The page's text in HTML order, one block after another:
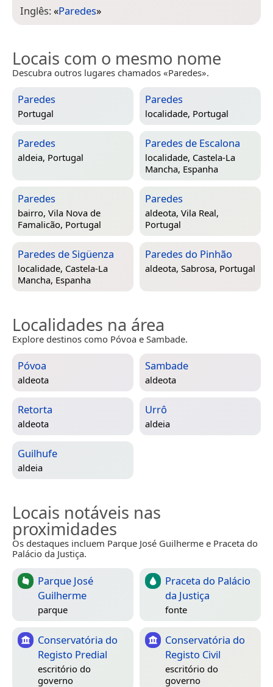
Inglês:«Paredes»
Locais com o mesmo nome
Descubra outros lugares chamados «Paredes».
Paredes
Portugal
Paredes
localidade, Portugal
Paredes
aldeia, Portugal
Paredes de Escalona
localidade, Castela-La
Mancha, Espanha
Paredes
bairro, Vila Nova de
Famalicão, Portugal
Paredes
aldeota, Vila Real,
Portugal
Paredes de Sigüenza
localidade, Castela-La
Mancha, Espanha
Paredes do Pinhão
aldeota, Sabrosa, Portugal
Localidades na área
Explore destinos como Póvoa e Sambade.
Póvoa
aldeota
Sambade
aldeota
Retorta
aldeota
Urrô
aldeia
Guilhufe
aldeia
Locais notáveis nas
proximidades
Os destaques incluem Parque José Guilherme e Praceta do
Palácio da Justiça.
Parque José
Guilherme
parque
Praceta do Palácio
da Justiça
fonte
Conservatória do
Registo Predial
escritório do
governo
Conservatória do
Registo Civil
escritório do
governo